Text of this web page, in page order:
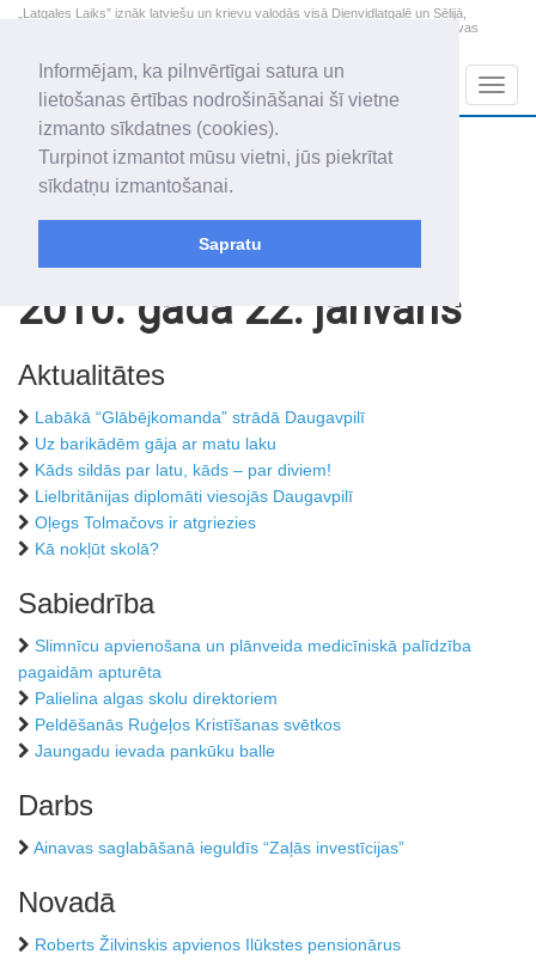
Informējam, ka pilnvērtīgai satura un
lietošanas ērtības nodrošināšanai šī vietne
izmanto sīkdatnes (cookies).
Turpinot izmantot mūsu vietni, jūs piekrītat
sīkdatņu izmantošanai.
Sapratu
„Latgales Laiks” iznāk latviešu un krievu valodās visā Dienvidlatgalē un Sēlijā,
„Latgales Laiks” latviešu valodā aptver Daugavpils valstspilsētu, Augšdaugavas
2026. gada 7. augusts
Piektdiena
Alfrēds, Fredis, Madars
+16.1
2010. gada 22. janvāris
Aktualitātes
Labākā “Glābējkomanda” strādā Daugavpilī
Uz barikādēm gāja ar matu laku
Kāds sildās par latu, kāds – par diviem!
Lielbritānijas diplomāti viesojās Daugavpilī
Oļegs Tolmačovs ir atgriezies
Kā nokļūt skolā?
Sabiedrība
Slimnīcu apvienošana un plānveida medicīniskā palīdzība
pagaidām apturēta
Palielina algas skolu direktoriem
Peldēšanās Ruģeļos Kristīšanas svētkos
Jaungadu ievada pankūku balle
Darbs
Ainavas saglabāšanā ieguldīs “Zaļās investīcijas”
Novadā
Roberts Žilvinskis apvienos Ilūkstes pensionārus